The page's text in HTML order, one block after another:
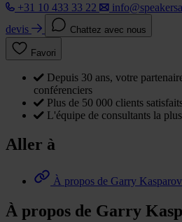
+31 10 433 33 22
devis
Chattez avec nous
Favori
Depuis 30 ans, votre
conférenciers
Plus de 50 000 clients
L'équipe de consultants la
Aller à
À propos de Garry Kasparov
À propos de Garry